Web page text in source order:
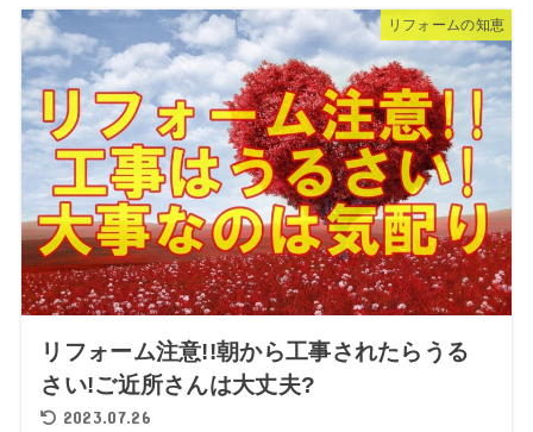
リフォームの知恵
リフォーム注意!!朝から工事されたらうる
さい!ご近所さんは大丈夫?
2023.07.26